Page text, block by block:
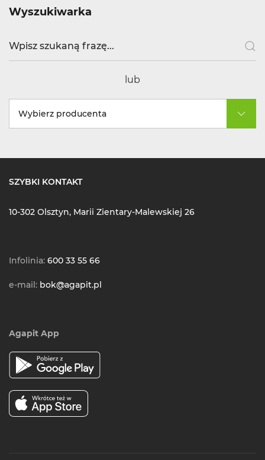
Wyszukiwarka
lub
Wybierz producenta
SZYBKI KONTAKT
10-302 Olsztyn, Marii Zientary-Malewskiej 26
Infolinia: 600 33 55 66
e-mail: bok@agapit.pl
Agapit App